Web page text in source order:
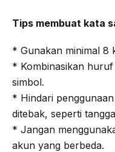
Tips membuat kata
* Gunakan minimal 8
* Kombinasikan
simbol.
* Hindari
ditebak, seperti
* Jangan
akun yang berbeda.